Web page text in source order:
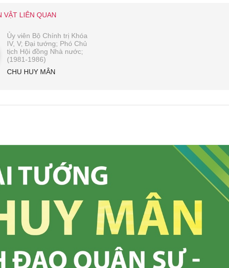
VẬT LIÊN QUAN
Ủy viên Bộ Chính trị Khóa
IV, V; Đại tướng; Phó Chủ
tịch Hội đồng Nhà nước;
(1981-1986)
CHU HUY MÂN